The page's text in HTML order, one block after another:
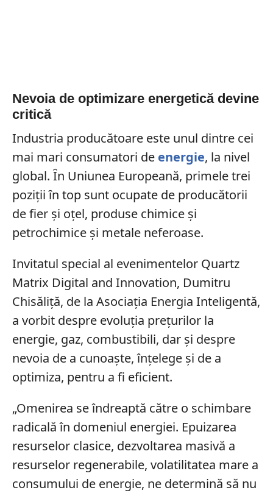
Nevoia de optimizare energetică devine
critică
Industria producătoare este unul dintre cei
mai mari consumatori de energie, la nivel
global. Ȋn Uniunea Europeană, primele trei
poziții ȋn top sunt ocupate de producătorii
de fier și oțel, produse chimice și
petrochimice și metale neferoase.
Invitatul special al evenimentelor Quartz
Matrix Digital and Innovation, Dumitru
Chisăliță, de la Asociația Energia Inteligentă,
a vorbit despre evoluția prețurilor la
energie, gaz, combustibili, dar și despre
nevoia de a cunoaște, înțelege și de a
optimiza, pentru a fi eficient.
„Omenirea se îndreaptă către o schimbare
radicală în domeniul energiei. Epuizarea
resurselor clasice, dezvoltarea masivă a
resurselor regenerabile, volatilitatea mare a
consumului de energie, ne determină să nu